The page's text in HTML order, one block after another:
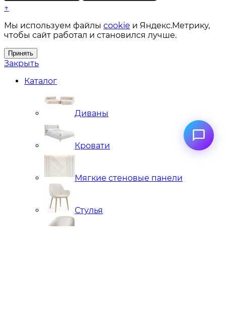
↑
Мы используем файлы cookie и Яндекс.Метрику,
чтобы сайт работал и становился лучше.
Принять
Закрыть
Каталог
Диваны
Кровати
Мягкие стеновые панели
Стулья